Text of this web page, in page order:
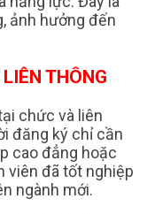
ảnh hưởng đến
THÔNG
chức và liên
đăng ký chỉ cần
cao đẳng hoặc
viên đã tốt nghiệp
ngành mới.